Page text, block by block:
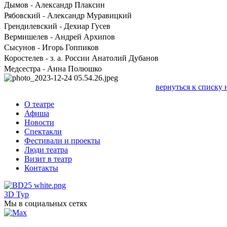
Дымов - Александр Плаксин
Рябовский - Александр Муравицкий
Грендилевский - Дехиар Гусев
Вермишелев - Андрей Архипов
Сысунов - Игорь Гоппиков
Коростелев - з. а. России Анатолий Дубанов
Медсестра - Анна Полюшко
вернуться к списку
О театре
Афиша
Новости
Спектакли
Фестивали и проекты
Люди театра
Визит в театр
Контакты
3D Тур
Мы в социальных сетях